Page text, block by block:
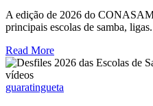
A edição de 2026 do
principais escolas de samba,
Read More
guaratingueta